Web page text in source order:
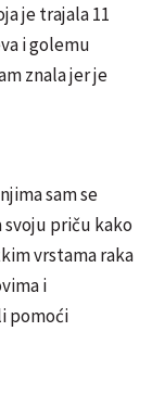
je trajala 11
i golemu
znala jer je
sam se
svoju priču kako
vrstama raka
i
pomoći